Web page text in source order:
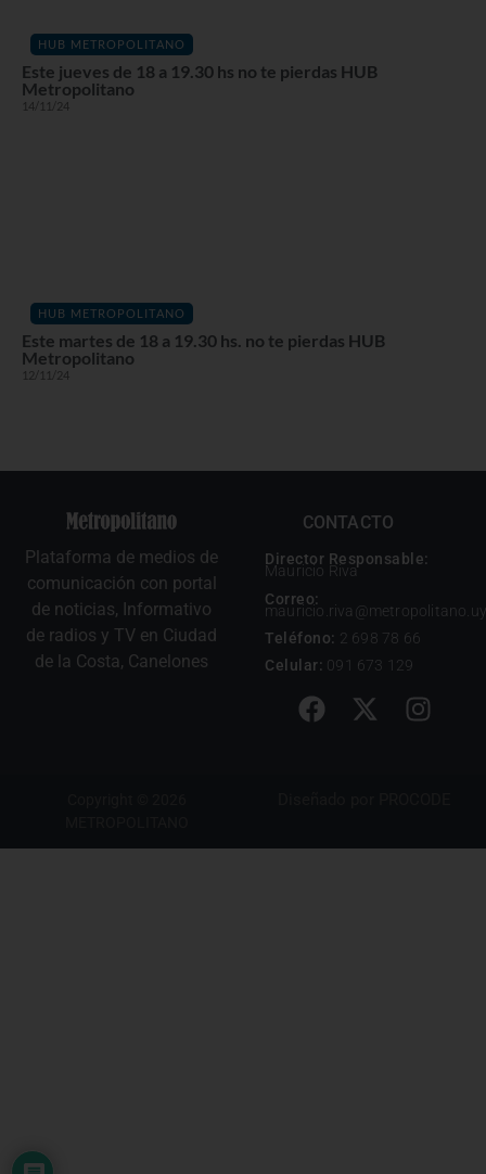
HUB METROPOLITANO
Este jueves de 18 a 19.30 hs no te pierdas HUB
Metropolitano
14/11/24
HUB METROPOLITANO
Este martes de 18 a 19.30 hs. no te pierdas HUB
Metropolitano
12/11/24
Plataforma de medios de
comunicación con portal
de noticias, Informativo
de radios y TV en Ciudad
de la Costa, Canelones
CONTACTO
Director Responsable:
Mauricio Riva
Correo:
mauricio.riva@metropolitano.uy
Teléfono: 2 698 78 66
Celular: 091 673 129